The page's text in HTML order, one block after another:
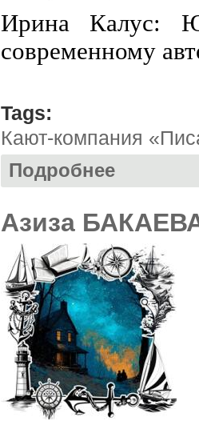
Ирина Калус:
современному
Tags:
Кают-компания
Подробнее
Азиза